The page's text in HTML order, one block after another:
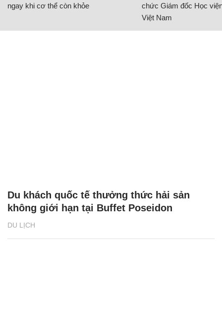
ngay khi cơ thể còn khỏe
chức Giám đốc Học
Việt Nam
DU LỊCH
Du khách quốc tế thưởng thức hải sản
không giới hạn tại Buffet Poseidon